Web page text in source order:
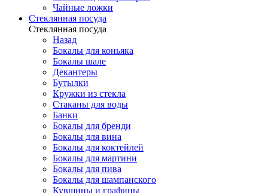
Чайные ложки
Стеклянная посуда
Стеклянная посуда
Назад
Бокалы для коньяка
Бокалы шале
Декантеры
Бутылки
Кружки из стекла
Стаканы для воды
Банки
Бокалы для бренди
Бокалы для вина
Бокалы для коктейлей
Бокалы для мартини
Бокалы для пива
Бокалы для шампанского
Кувшины и графины